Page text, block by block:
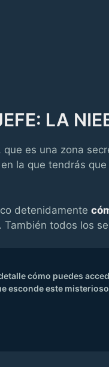
LA
es una zona
la que tendrás
detenidamente
. También todos los
cómo puedes
esconde este